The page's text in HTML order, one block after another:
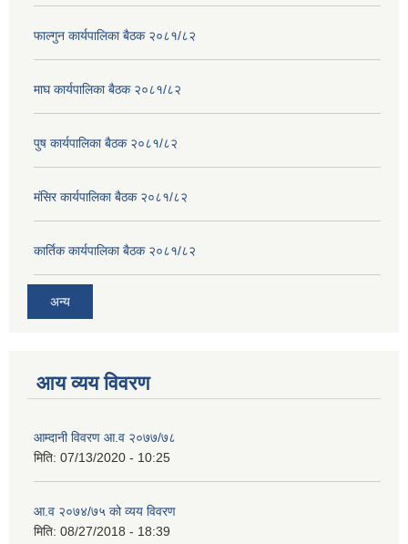
फाल्गुन कार्यपालिका बैठक २०८१/८२
माघ कार्यपालिका बैठक २०८१/८२
पुष कार्यपालिका बैठक २०८१/८२
मंसिर कार्यपालिका बैठक २०८१/८२
कार्तिक कार्यपालिका बैठक २०८१/८२
अन्य
आय व्यय विवरण
आम्दानी विवरण आ.व २०७७/७८
मिति: 07/13/2020 - 10:25
आ.व २०७४/७५ को व्यय विवरण
मिति: 08/27/2018 - 18:39